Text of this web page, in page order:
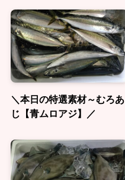
＼本日の特選素材～むろあ
じ【青ムロアジ】／